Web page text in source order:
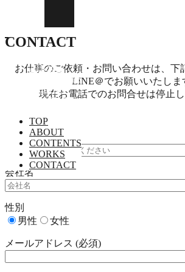
ABOUT
CONTENTS
WORKS
CONTACT
TOP
ABOUT
CONTENTS
WORKS
CONTACT
CONTACT
お仕事のご依頼・お問い合わせは、下
LINE＠でお願いいたしま
現在お電話でのお問合せは停止し
お名前 (必須)
会社名
性別
男性
女性
メールアドレス (必須)